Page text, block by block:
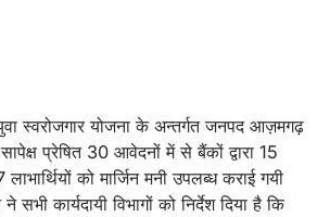
स्वरोजगार योजना के अन्तर्गत जनपद आज़मगढ़
प्रेषित 30 आवेदनों में से बैंकों द्वारा 15
को मार्जिन मनी उपलब्ध कराई गयी
सभी कार्यदायी विभागों को निर्देश दिया है कि